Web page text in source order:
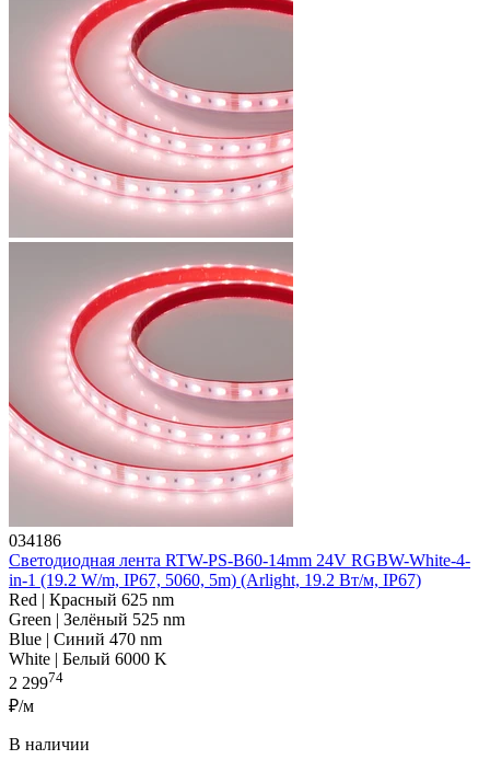
034186
Светодиодная лента RTW-PS-B60-14mm 24V RGBW-White-4-
in-1 (19.2 W/m, IP67, 5060, 5m) (Arlight, 19.2 Вт/м, IP67)
Red | Красный 625 nm
Green | Зелёный 525 nm
Blue | Синий 470 nm
White | Белый 6000 K
2 29974
₽/м
В наличии